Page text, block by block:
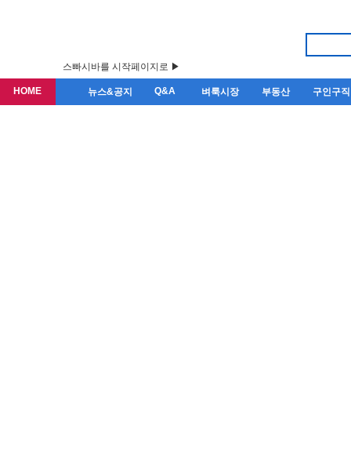
스빠시바를 시작페이지로 ▶
HOME 뉴스&공지 Q&A 벼룩시장 부동산 구인구직